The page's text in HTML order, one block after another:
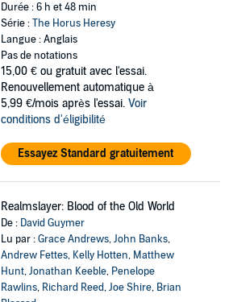
Durée : 6 h et 48 min
Série :The Horus Heresy
Langue : Anglais
Pas de notations
15,00 € ou gratuit avec l'essai.
Renouvellement automatique à
5,99 €/mois après l'essai. Voir
conditions d'éligibilité
Essayez Standard gratuitement
Realmslayer: Blood of the Old World
De : David Guymer
Lu par :Grace Andrews,John Banks,
Andrew Fettes, Kelly Hotten, Matthew
Hunt,Jonathan Keeble, Penelope
Rawlins, Richard Reed,Joe Shire, Brian